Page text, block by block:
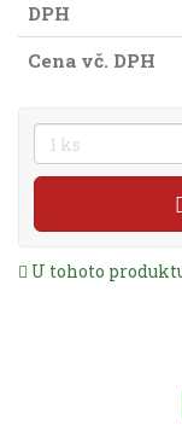
DPH
Cena vč. DPH
U tohoto